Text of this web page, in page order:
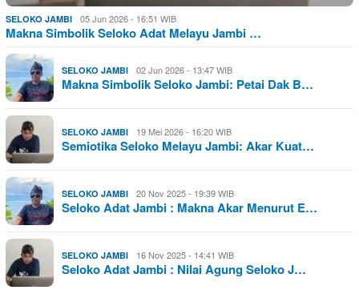
SELOKO JAMBI 05 Jun 2026 - 16:51 WIB
Makna Simbolik Seloko Adat Melayu Jambi …
SELOKO JAMBI 02 Jun 2026 - 13:47 WIB
Makna Simbolik Seloko Jambi: Petai Dak B…
SELOKO JAMBI 19 Mei 2026 - 16:20 WIB
Semiotika Seloko Melayu Jambi: Akar Kuat…
SELOKO JAMBI 20 Nov 2025 - 19:39 WIB
Seloko Adat Jambi : Makna Akar Menurut E…
SELOKO JAMBI 16 Nov 2025 - 14:41 WIB
Seloko Adat Jambi : Nilai Agung Seloko J…